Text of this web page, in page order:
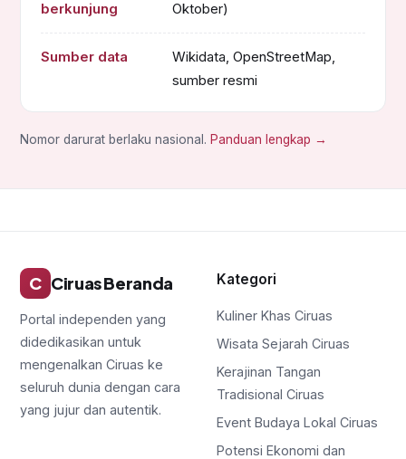
berkunjung
Oktober)
Sumber data
Wikidata, OpenStreetMap,
sumber resmi
Nomor darurat berlaku nasional. Panduan lengkap →
C Ciruas Beranda
Portal independen yang
didedikasikan untuk
mengenalkan Ciruas ke
seluruh dunia dengan cara
yang jujur dan autentik.
Kategori
Kuliner Khas Ciruas
Wisata Sejarah Ciruas
Kerajinan Tangan
Tradisional Ciruas
Event Budaya Lokal Ciruas
Potensi Ekonomi dan